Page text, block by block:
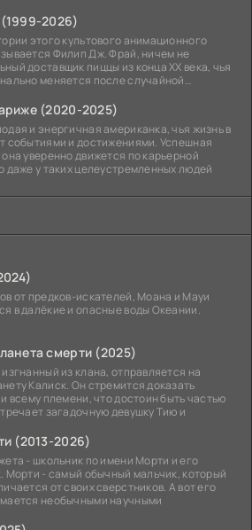
2026)
этого культового анимационного
Филип Дж. Фрай, ничем не
доставщик пиццы из конца XX века, чья
меняется после случайной
(2020-2025)
и энергичная американка, чья жизнь в
событиями и достижениями. Успешная
уверенно движется по карьерной
даже у таких целеустремленных людей
от предков-искателей, Моана и Мауи
в далёкие и опасные воды Океании.
смерти (2025)
из клана, отправляется на
Калиск. Он стремится доказать
всему племени, что достоин быть частью
загадочную девушку Тию и
(2013-2026)
- школьник по имени Морти и его
Морти - самый обычный мальчик, который
от своих сверстников. А вот его
необычными научными